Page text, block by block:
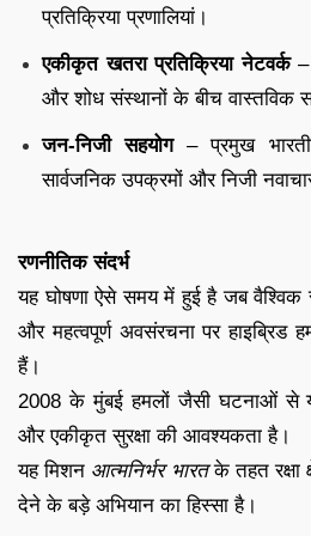
प्रतिक्रिया प्रणालियां।
एकीकृत खतरा प्रतिक्रिया नेटवर्क–
और शोध संस्थानों के बीच वास्तविक
जन-निजी सहयोग– प्रमुख
सार्वजनिक उपक्रमों और निजी
रणनीतिक संदर्भ
यह घोषणा ऐसे समय में हुई है जब वैश्विक
और महत्वपूर्ण अवसंरचना पर हाइब्रिड
हैं।
2008 के मुंबई हमलों जैसी घटनाओं से
और एकीकृत सुरक्षा की आवश्यकता है।
यह मिशन आत्मनिर्भर भारतके तहत रक्षा
देने के बड़े अभियान का हिस्सा है।